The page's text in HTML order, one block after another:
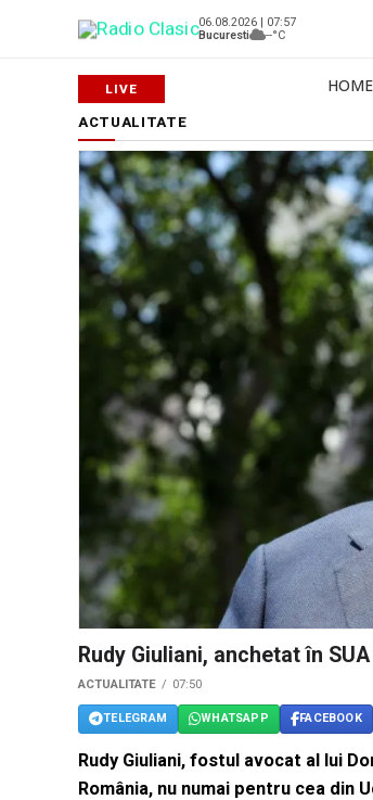
06.08.2026 | 07:57
Bucuresti
--°C
HOME
ACTUALITATE
Rudy Giuliani, anchetat în
ACTUALITATE 07:50
TELEGRAM WHATSAPP FACEBOOK
Rudy Giuliani, fostul avocat al lui
România, nu numai pentru cea